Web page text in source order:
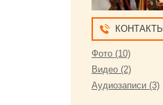
КОНТАКТЫ
Фото (10)
Видео (2)
Аудиозаписи (3)